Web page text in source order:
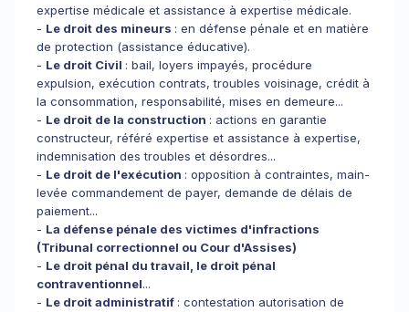
expertise médicale et assistance à expertise médicale.
- Le droit des mineurs : en défense pénale et en matière
de protection (assistance éducative).
- Le droit Civil : bail, loyers impayés, procédure
expulsion, exécution contrats, troubles voisinage, crédit à
la consommation, responsabilité, mises en demeure...
- Le droit de la construction : actions en garantie
constructeur, référé expertise et assistance à expertise,
indemnisation des troubles et désordres...
- Le droit de l'exécution : opposition à contraintes, main-
levée commandement de payer, demande de délais de
paiement...
- La défense pénale des victimes d'infractions
(Tribunal correctionnel ou Cour d'Assises)
- Le droit pénal du travail, le droit pénal
contraventionnel...
- Le droit administratif : contestation autorisation de